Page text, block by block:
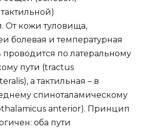
От кожи туловища,
болевая и температурная
проводится по латеральному
пути (tractus
а тактильная – в
спиноталамическому
anterior). Принцип
оба пути